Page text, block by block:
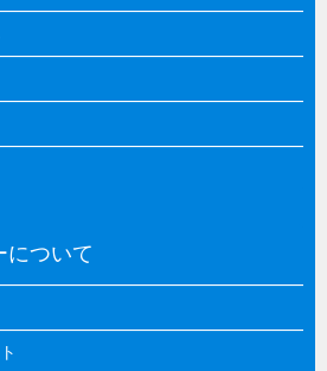
について